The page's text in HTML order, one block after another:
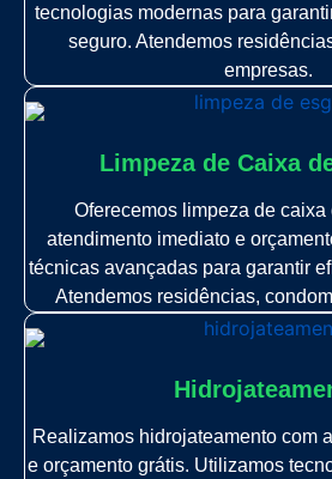
tecnologias modernas para
seguro. Atendemos
empresas.
Limpeza de Caixa
Oferecemos limpeza de caixa
atendimento imediato e
técnicas avançadas para garantir
Atendemos residências,
Realizamos hidrojateamento com
e orçamento grátis. Utilizamos